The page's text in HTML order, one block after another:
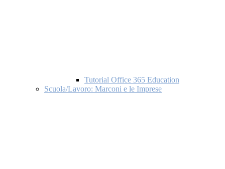
Tutorial Office 365 Education
Scuola/Lavoro: Marconi e le Imprese